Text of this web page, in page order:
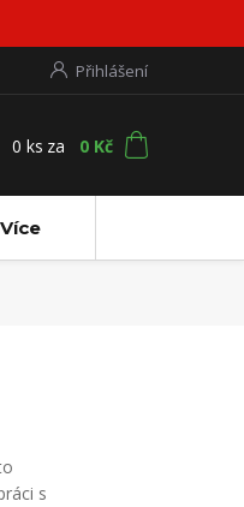
Přihlášení
0 ks za 0 Kč
Více
s